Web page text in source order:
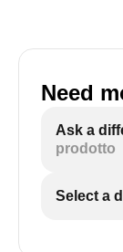
Need
Ask a
prodotto
Select a